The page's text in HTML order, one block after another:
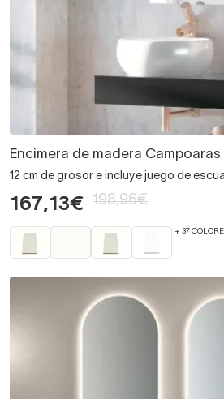
Encimera de madera Campoaras
12 cm de grosor e incluye juego de
167,13€ 198,96€
+ 37